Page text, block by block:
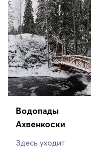
Водопады
Ахвенкоски
Здесь уходит